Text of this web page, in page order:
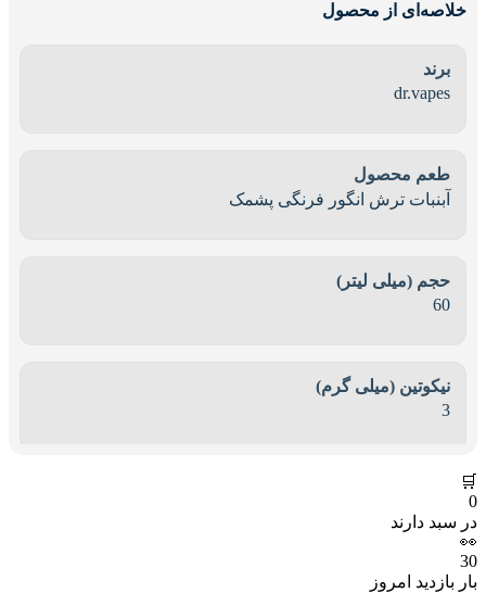
خلاصه‌ای از محصول
برند
dr.vapes
طعم محصول
آبنبات ترش انگور فرنگی پشمک
حجم (میلی لیتر)
60
نیکوتین (میلی گرم)
3
🛒
0
در سبد دارند
👀
30
بار بازدید امروز